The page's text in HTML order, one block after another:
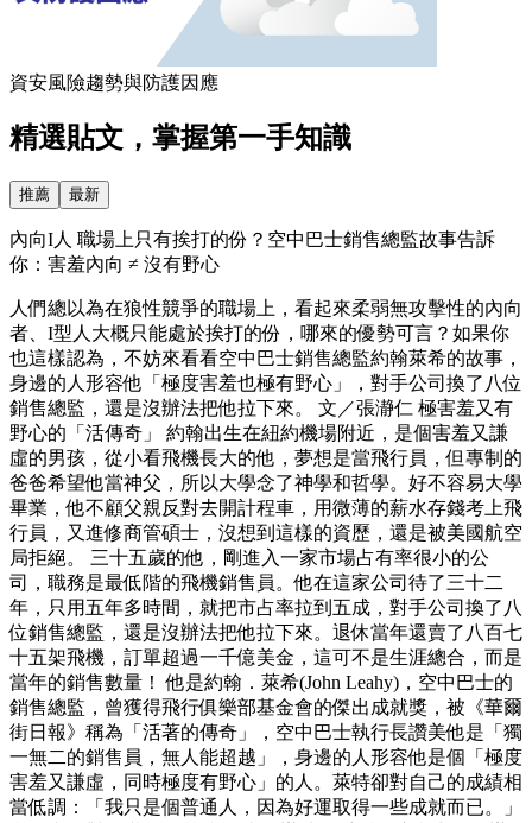
資安風險趨勢與防護因應
精選貼文，掌握第一手知識
推薦 最新
內向I人 職場上只有挨打的份？空中巴士銷售總監故事告訴
你：害羞內向 ≠ 沒有野心
人們總以為在狼性競爭的職場上，看起來柔弱無攻擊性的內向
者、I型人大概只能處於挨打的份，哪來的優勢可言？如果你
也這樣認為，不妨來看看空中巴士銷售總監約翰萊希的故事，
身邊的人形容他「極度害羞也極有野心」，對手公司換了八位
銷售總監，還是沒辦法把他拉下來。 文／張瀞仁 極害羞又有
野心的「活傳奇」 約翰出生在紐約機場附近，是個害羞又謙
虛的男孩，從小看飛機長大的他，夢想是當飛行員，但專制的
爸爸希望他當神父，所以大學念了神學和哲學。好不容易大學
畢業，他不顧父親反對去開計程車，用微薄的薪水存錢考上飛
行員，又進修商管碩士，沒想到這樣的資歷，還是被美國航空
局拒絕。 三十五歲的他，剛進入一家市場占有率很小的公
司，職務是最低階的飛機銷售員。他在這家公司待了三十二
年，只用五年多時間，就把市占率拉到五成，對手公司換了八
位銷售總監，還是沒辦法把他拉下來。退休當年還賣了八百七
十五架飛機，訂單超過一千億美金，這可不是生涯總合，而是
當年的銷售數量！ 他是約翰．萊希(John Leahy)，空中巴士的
銷售總監，曾獲得飛行俱樂部基金會的傑出成就獎，被《華爾
街日報》稱為「活著的傳奇」，空中巴士執行長讚美他是「獨
一無二的銷售員，無人能超越」，身邊的人形容他是個「極度
害羞又謙虛，同時極度有野心」的人。萊特卻對自己的成績相
當低調：「我只是個普通人，因為好運取得一些成就而已。」